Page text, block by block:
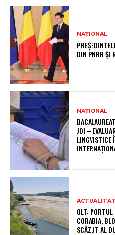
NAȚIONAL
DIN PNRR ȘI
NAȚIONAL
JOI –
LINGVISTICE
OLT:
CORABIA,
SCĂZUT AL